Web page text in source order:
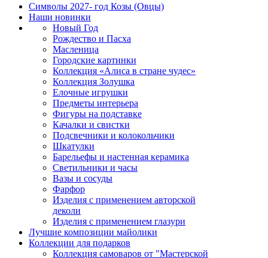
Символы 2027- год Козы (Овцы)
Наши новинки
Новый Год
Рождество и Пасха
Масленица
Городские картинки
Коллекция «Алиса в стране чудес»
Коллекция Золушка
Елочные игрушки
Предметы интерьера
Фигуры на подставке
Качалки и свистки
Подсвечники и колокольчики
Шкатулки
Барельефы и настенная керамика
Светильники и часы
Вазы и сосуды
Фарфор
Изделия с применением авторской
деколи
Изделия с применением глазури
Лучшие композиции майолики
Коллекции для подарков
Коллекция самоваров от "Мастерской